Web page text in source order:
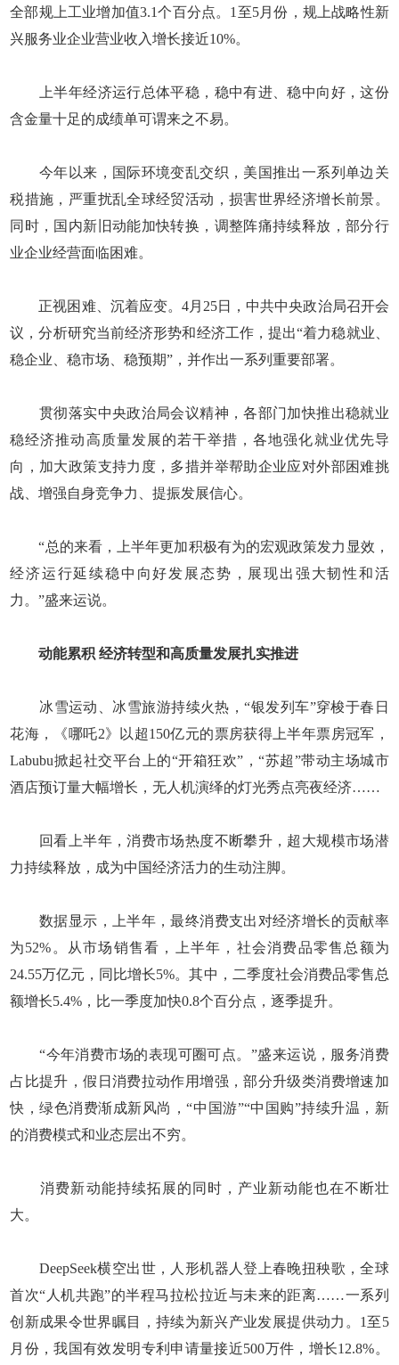
全部规上工业增加值3.1个百分点。1至5月份，规上战略性新
兴服务业企业营业收入增长接近10%。
上半年经济运行总体平稳，稳中有进、稳中向好，这份
含金量十足的成绩单可谓来之不易。
今年以来，国际环境变乱交织，美国推出一系列单边关
税措施，严重扰乱全球经贸活动，损害世界经济增长前景。
同时，国内新旧动能加快转换，调整阵痛持续释放，部分行
业企业经营面临困难。
正视困难、沉着应变。4月25日，中共中央政治局召开会
议，分析研究当前经济形势和经济工作，提出“着力稳就业、
稳企业、稳市场、稳预期”，并作出一系列重要部署。
贯彻落实中央政治局会议精神，各部门加快推出稳就业
稳经济推动高质量发展的若干举措，各地强化就业优先导
向，加大政策支持力度，多措并举帮助企业应对外部困难挑
战、增强自身竞争力、提振发展信心。
“总的来看，上半年更加积极有为的宏观政策发力显效，
经济运行延续稳中向好发展态势，展现出强大韧性和活
力。”盛来运说。
动能累积 经济转型和高质量发展扎实推进
冰雪运动、冰雪旅游持续火热，“银发列车”穿梭于春日
花海，《哪吒2》以超150亿元的票房获得上半年票房冠军，
Labubu掀起社交平台上的“开箱狂欢”，“苏超”带动主场城市
酒店预订量大幅增长，无人机演绎的灯光秀点亮夜经济……
回看上半年，消费市场热度不断攀升，超大规模市场潜
力持续释放，成为中国经济活力的生动注脚。
数据显示，上半年，最终消费支出对经济增长的贡献率
为52%。从市场销售看，上半年，社会消费品零售总额为
24.55万亿元，同比增长5%。其中，二季度社会消费品零售总
额增长5.4%，比一季度加快0.8个百分点，逐季提升。
“今年消费市场的表现可圈可点。”盛来运说，服务消费
占比提升，假日消费拉动作用增强，部分升级类消费增速加
快，绿色消费渐成新风尚，“中国游”“中国购”持续升温，新
的消费模式和业态层出不穷。
消费新动能持续拓展的同时，产业新动能也在不断壮
大。
DeepSeek横空出世，人形机器人登上春晚扭秧歌，全球
首次“人机共跑”的半程马拉松拉近与未来的距离……一系列
创新成果令世界瞩目，持续为新兴产业发展提供动力。1至5
月份，我国有效发明专利申请量接近500万件，增长12.8%。